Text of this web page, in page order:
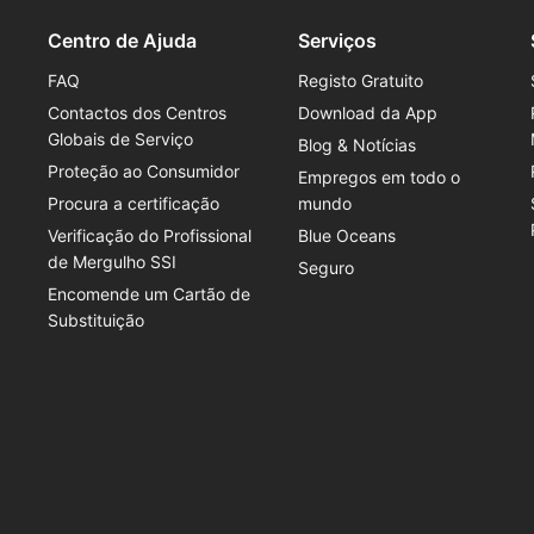
Centro de Ajuda
FAQ
Contactos dos Centros
Globais de Serviço
Proteção ao Consumidor
Procura a certificação
Verificação do Profissional
de Mergulho SSI
Encomende um Cartão de
Substituição
Serviços
Registo Gratuito
Download da App
Blog & Notícias
Empregos em todo o
mundo
Blue Oceans
Seguro